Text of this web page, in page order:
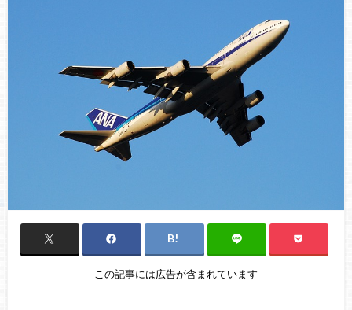
この記事には広告が含まれています